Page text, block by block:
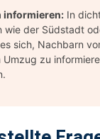
informieren: In
wie der Südstadt
sich, Nachbarn
zu